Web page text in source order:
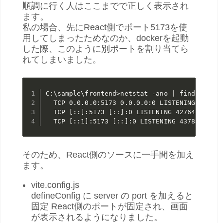
順調に行く人はここまでで正しく表示され
ます。
私の場合、先にReact側でポート5173を使
用してしまったためなのか、dockerを起動
した際、このように別ポートを割り当てら
れてしまいました。
C:\sample\frontend>netstat -ano | findstr
TCP 0.0.0.0:5173 0.0.0.0:0 LISTENING
  TCP [::]:5173 [::]:0 LISTENING 42764
  TCP [::1]:5173 [::]:0 LISTENING 43788
そのため、React側のソースに一手間を加え
ます。
vite.config.js
defineConfig に server の port を加えると
固定 React側のポートが固定され、画面
が表示されるようになりました。